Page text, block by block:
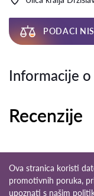
PODACI
Informacije
Recenzije
Ova stranica koristi
promotivnih poruka,
upoznati s našim